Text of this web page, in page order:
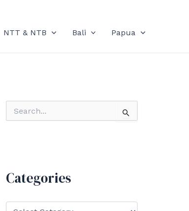
NTT & NTB Bali Papua
o
Categories